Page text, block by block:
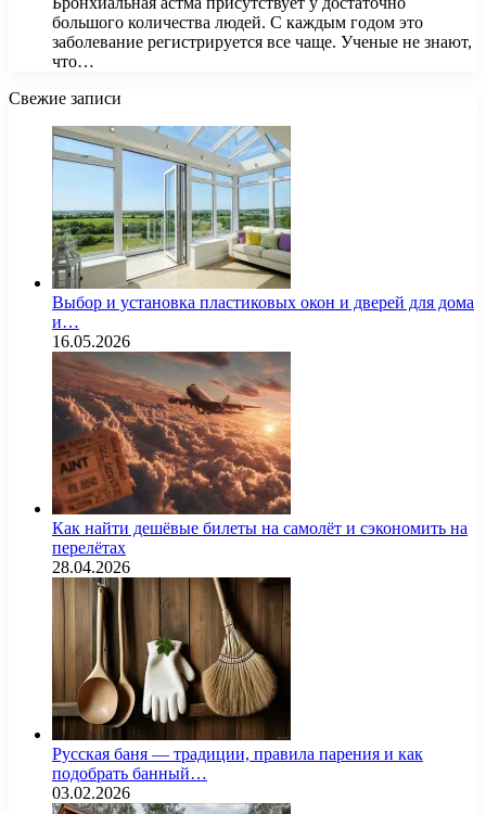
большого количества людей. С каждым годом это
заболевание регистрируется все чаще. Ученые не знают,
что…
Свежие записи
Выбор и установка пластиковых окон и дверей для дома
и…
16.05.2026
Как найти дешёвые билеты на самолёт и сэкономить на
перелётах
28.04.2026
Русская баня — традиции, правила парения и как
подобрать банный…
03.02.2026